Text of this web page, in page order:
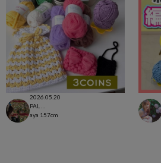
2026.05.20
aya 157cm